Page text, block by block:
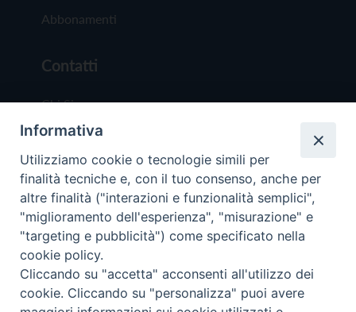
Abbonamenti
Contatti
Chi Siamo
Redazione
Scrivici
Copyright © 2019 - Tutti i diritti riservati - Vita
Trentina Editrice
Informativa
Utilizziamo cookie o tecnologie simili per
finalità tecniche e, con il tuo consenso, anche per
altre finalità ("interazioni e funzionalità semplici",
"miglioramento dell'esperienza", "misurazione" e
"targeting e pubblicità") come specificato nella
cookie policy.
Cliccando su "accetta" acconsenti all'utilizzo dei
cookie. Cliccando su "personalizza" puoi avere